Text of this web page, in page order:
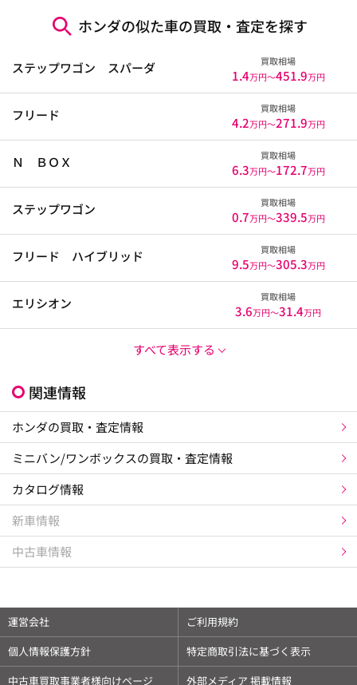
ホンダの似た車の買取・査定を探す
ステップワゴン スパーダ 買取相場
1.4万円〜451.9万円
フリード 買取相場
4.2万円〜271.9万円
Ｎ ＢＯＸ 買取相場
6.3万円〜172.7万円
ステップワゴン 買取相場
0.7万円〜339.5万円
フリード ハイブリッド 買取相場
9.5万円〜305.3万円
エリシオン 買取相場
3.6万円〜31.4万円
すべて表示する
関連情報
ホンダの買取・査定情報
ミニバン/ワンボックスの買取・査定情報
カタログ情報
新車情報
中古車情報
運営会社
ご利用規約
個人情報保護方針
特定商取引法に基づく表示
中古車買取事業者様向けページ
外部メディア 掲載情報